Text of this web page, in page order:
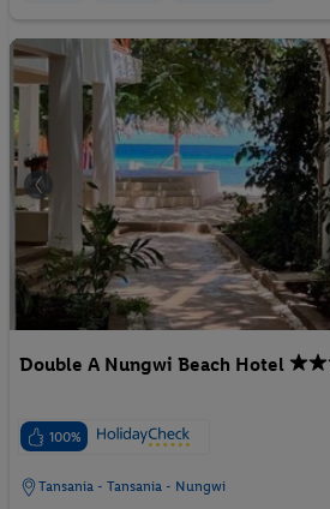
Double A Nungwi Beach Hotel
100%
Tansania - Tansania - Nungwi